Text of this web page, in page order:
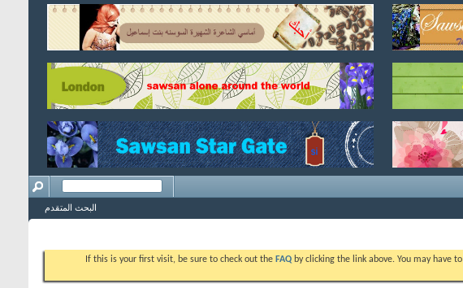
البحث المتقدم
If this is your first visit, be sure to check out the FAQ by clicking the link above. You may have to